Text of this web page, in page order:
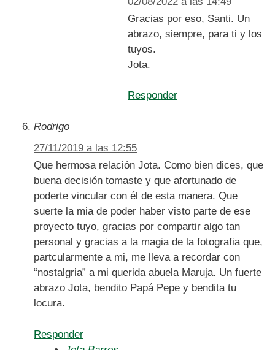
Gracias por eso, Santi. Un
abrazo, siempre, para ti y los
tuyos.
Jota.
Responder
Rodrigo
27/11/2019 a las 12:55
Que hermosa relación Jota. Como bien dices, que
buena decisión tomaste y que afortunado de
poderte vincular con él de esta manera. Que
suerte la mia de poder haber visto parte de ese
proyecto tuyo, gracias por compartir algo tan
personal y gracias a la magia de la fotografia que,
partcularmente a mi, me lleva a recordar con
“nostalgria” a mi querida abuela Maruja. Un fuerte
abrazo Jota, bendito Papá Pepe y bendita tu
locura.
Responder